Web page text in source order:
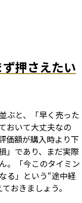
押さえたい
ぶと、「早く売った
おいて大丈夫なの
価額が購入時より下
」であり、まだ実際
。「今このタイミン
る」という“途中経
おきましょう。